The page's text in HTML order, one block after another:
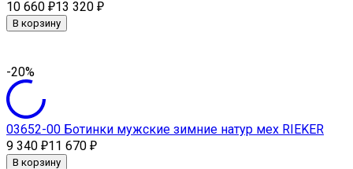
10 660 ₽13 320 ₽
В корзину
-20%
03652-00 Ботинки мужские зимние натур мех RIEKER
9 340 ₽11 670 ₽
В корзину